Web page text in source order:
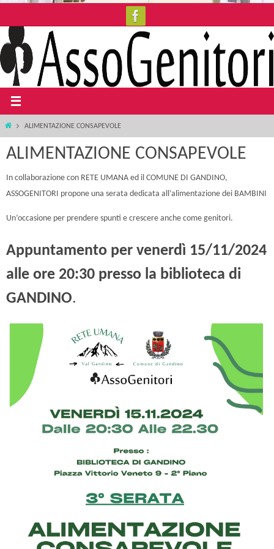
al
contenuto
HomeALIMENTAZIONE CONSAPEVOLE
ALIMENTAZIONE CONSAPEVOLE
In collaborazione con RETE UMANA ed il COMUNE DI GANDINO,
ASSOGENITORI propone una serata dedicata all’alimentazione dei BAMBINI
Un’occasione per prendere spunti e crescere anche come genitori.
Appuntamento per venerdì 15/11/2024
alle ore 20:30 presso la biblioteca di
GANDINO.